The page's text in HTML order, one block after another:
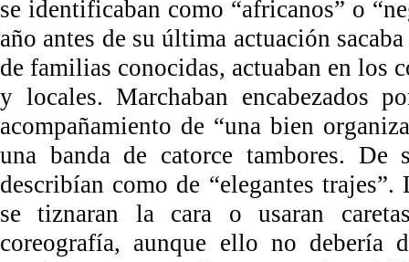
se identificaban como “africanos” o
año antes de su última actuación
de familias conocidas, actuaban en los
y locales. Marchaban encabezados
acompañamiento de “una bien
una banda de catorce tambores.
describían como de “elegantes
se tiznaran la cara o usaran
coreografía, aunque ello no debería